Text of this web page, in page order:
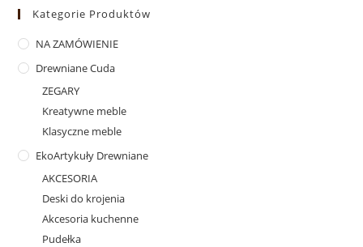
Kategorie Produktów
NA ZAMÓWIENIE
Drewniane Cuda
ZEGARY
Kreatywne meble
Klasyczne meble
EkoArtykuły Drewniane
AKCESORIA
Deski do krojenia
Akcesoria kuchenne
Pudełka